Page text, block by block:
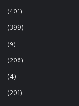
(401)
(399)
(9)
(206)
(4)
(201)